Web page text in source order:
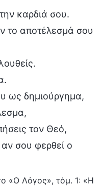
καρδιά σου.
το αποτέλεσμά σου
ως δημιούργημα,
τον Θεό,
σου φερθεί ο
«Ο Λόγος», τόμ. 1: «Η